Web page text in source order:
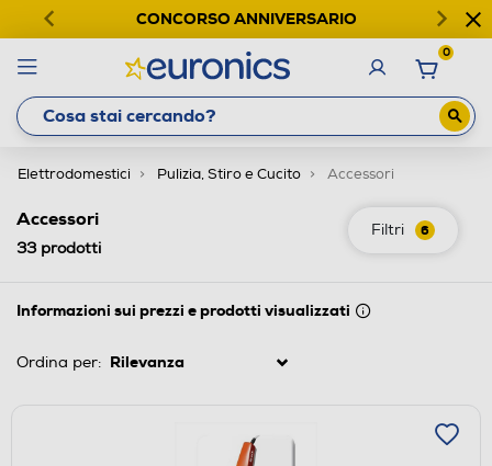
CONCORSO ANNIVERSARIO
0
Elettrodomestici Pulizia, Stiro e Cucito Accessori
Filtri 6
Accessori
33prodotti
Informazioni sui prezzi e prodotti visualizzati
Ordina per: